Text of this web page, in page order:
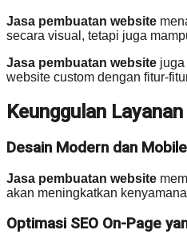
Jasa pembuatan website
secara visual, tetapi juga
Jasa pembuatan website
website custom dengan fitur-
Keunggulan
Desain Modern dan
Jasa pembuatan website
akan meningkatkan
Optimasi SEO On-Page